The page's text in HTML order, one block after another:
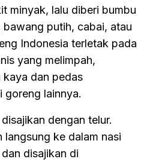
minyak, lalu diberi bumbu
putih, cabai, atau
Indonesia terletak pada
yang melimpah,
kaya dan pedas
goreng lainnya.
dengan telur.
langsung ke dalam nasi
disajikan di